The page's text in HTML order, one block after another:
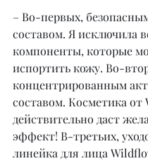
– Во-первых,
составом. Я исключила
компоненты, которые
испортить кожу. Во-
концентрированным
составом. Косметика от
действительно даст
эффект! В-третьих,
линейка для лица